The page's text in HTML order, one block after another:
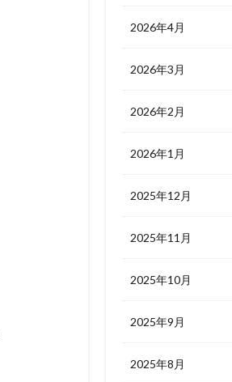
2026年4月
2026年3月
2026年2月
2026年1月
2025年12月
2025年11月
2025年10月
2025年9月
2025年8月